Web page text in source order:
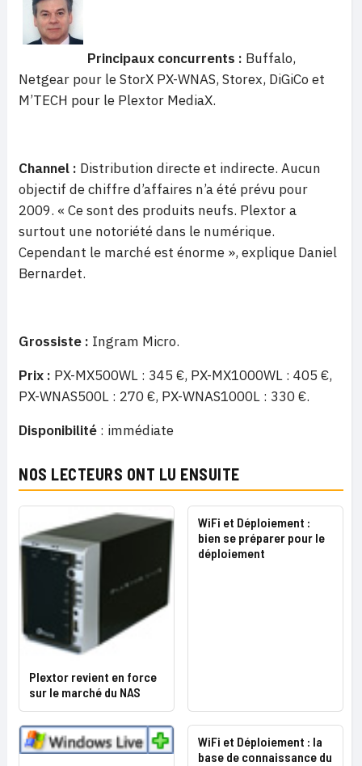
Principaux concurrents : Buffalo,
Netgear pour le StorX PX-WNAS, Storex, DiGiCo et
M’TECH pour le Plextor MediaX.
Channel : Distribution directe et indirecte. Aucun
objectif de chiffre d’affaires n’a été prévu pour
2009. « Ce sont des produits neufs. Plextor a
surtout une notoriété dans le numérique.
Cependant le marché est énorme », explique Daniel
Bernardet.
Grossiste : Ingram Micro.
Prix : PX-MX500WL : 345 €, PX-MX1000WL : 405 €,
PX-WNAS500L : 270 €, PX-WNAS1000L : 330 €.
Disponibilité : immédiate
NOS LECTEURS ONT LU ENSUITE
Plextor revient en force
sur le marché du NAS
WiFi et Déploiement :
bien se préparer pour le
déploiement
WiFi et Déploiement : la
base de connaissance du